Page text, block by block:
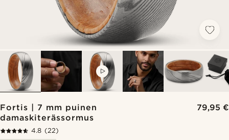
VIDEO
Fortis | 7 mm puinen
damaskiterässormus
79,95 €
4.8 (22)